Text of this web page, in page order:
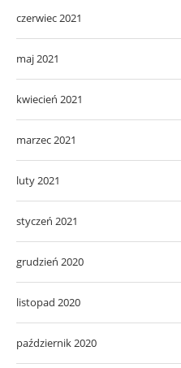
czerwiec 2021
maj 2021
kwiecień 2021
marzec 2021
luty 2021
styczeń 2021
grudzień 2020
listopad 2020
październik 2020